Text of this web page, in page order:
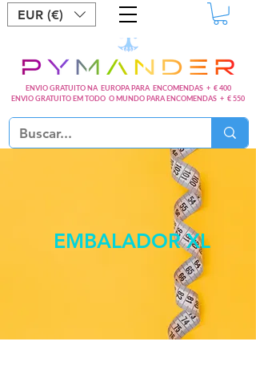
ENVIO GRATUITO NA EUROPA PARA ENCOMENDAS + € 400
ENVIO GRATUITO EM TODO O MUNDO PARA ENCOMENDAS + € 550
EUR (€)
EMBALADOR XL